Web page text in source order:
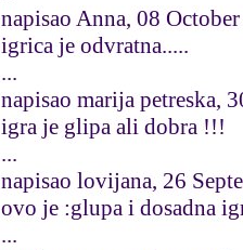
napisao Anna, 08
igrica je odvratna.....
...
napisao marija petreska,
igra je glipa ali dobra !!!
...
napisao lovijana, 26
ovo je :glupa i dosadna
...